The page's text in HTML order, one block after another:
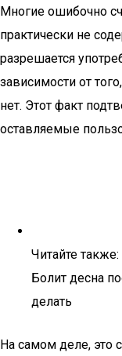
Многие ошибочно
практически не
разрешается
зависимости от
нет. Этот факт
оставляемые
Читайте также:
Болит десна
делать
На самом деле, это